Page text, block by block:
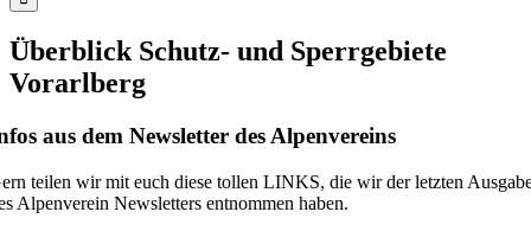
Überblick Schutz- und Sperrgebiete
Vorarlberg
aus dem Newsletter des Alpenvereins
teilen wir mit euch diese tollen LINKS, die wir der letzten
Alpenverein Newsletters entnommen haben.